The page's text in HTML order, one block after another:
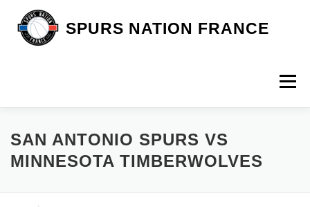
contenu
SPURS NATION FRANCE
Menu
DEVENIR MEMBRE LA BOUTIQUE SNF
SAN ANTONIO SPURS VS
MINNESOTA TIMBERWOLVES